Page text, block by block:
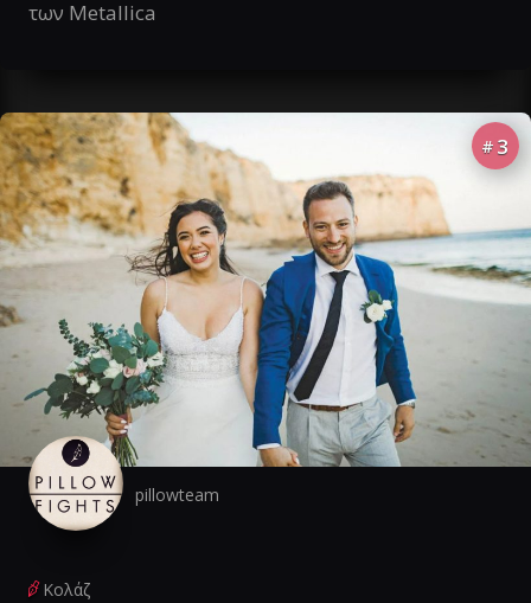
των Metallica
# 3
pillowteam
Κολάζ